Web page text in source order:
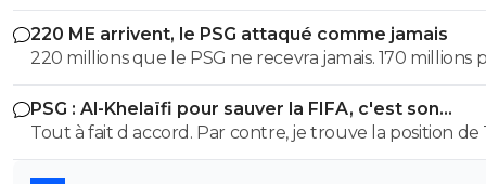
pour finir l oiverture aux privés, juste pour prendre du
partout pour avoir une place. ptin de football et qd tu vois
qu on veut remplacer la pourriture Infentino par le
president de Guy Degrenne le roi des casserolles.
la ca devient grave
220 ME arrivent, le PSG attaqué comme jamais
220 millions que le PSG ne recevra jamais. 170 millions
Barcola et 50 pour M'Baye... Il ne faut pas prendre ses
pour des réalités. Personne ne payera ce prix pour là
des remplaçants.
PSG : Al-Khelaïfi pour sauver la FIFA, c'est son
cauchemar
Tout à fait d accord. Par contre, je trouve la position de
quelque peu, voir ultra- hypocrite quand il dénonce